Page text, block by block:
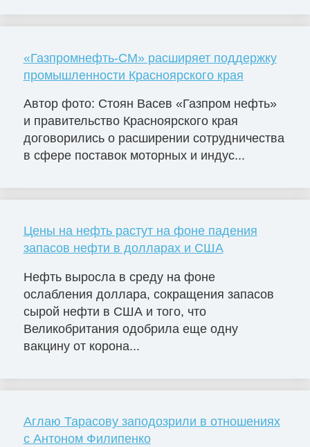
«Газпромнефть-СМ» расширяет поддержку
промышленности Красноярского края
Автор фото: Стоян Васев «Газпром нефть»
и правительство Красноярского края
договорились о расширении сотрудничества
в сфере поставок моторных и индус...
Цены на нефть растут на фоне падения
запасов нефти в долларах и США
Нефть выросла в среду на фоне
ослабления доллара, сокращения запасов
сырой нефти в США и того, что
Великобритания одобрила еще одну
вакцину от корона...
Аглаю Тарасову заподозрили в отношениях
с Антоном Филипенко